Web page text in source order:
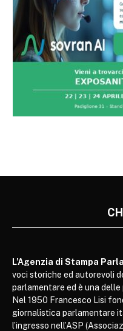
L’Agenzia di Stampa
voci storiche ed autorevoli
parlamentare ed è una
Nel 1950 Francesco Lisi
giornalistica parlamentare
l’ingresso nell’ASP